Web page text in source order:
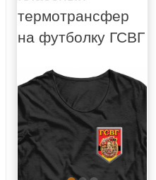
термотрансфер
на футболку ГСВГ